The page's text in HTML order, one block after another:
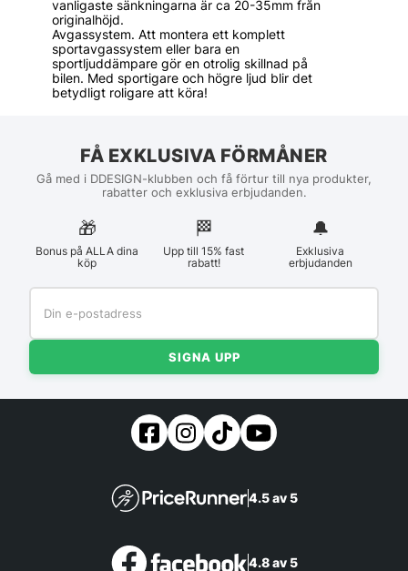
vanligaste sänkningarna är ca 20-35mm från
originalhöjd.
Avgassystem. Att montera ett komplett
sportavgassystem eller bara en
sportljuddämpare gör en otrolig skillnad på
bilen. Med sportigare och högre ljud blir det
betydligt roligare att köra!
FÅ EXKLUSIVA FÖRMÅNER
Gå med i DDESIGN-klubben och få förtur till nya produkter,
rabatter och exklusiva erbjudanden.
🎁
Bonus på ALLA dina
köp
🏁︎
Upp till 15% fast
rabatt!
🔔
Exklusiva
erbjudanden
SIGNA UPP
4.5 av 5
4.8 av 5